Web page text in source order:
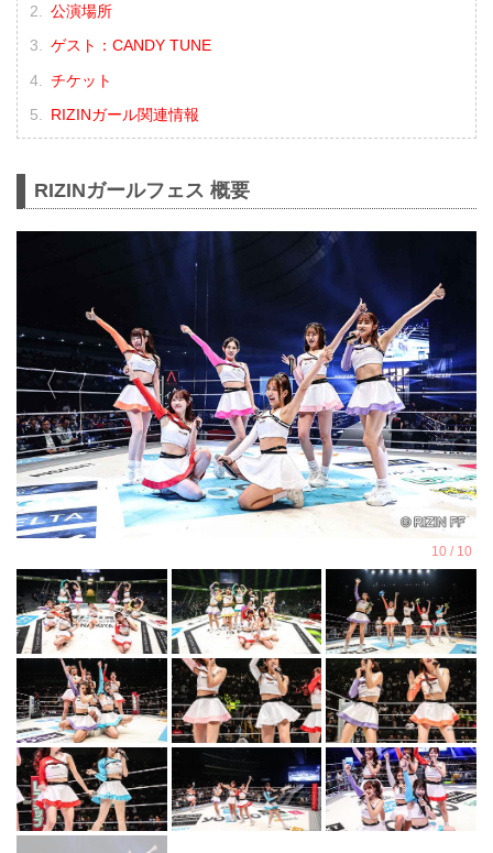
公演場所
ゲスト：CANDY TUNE
チケット
RIZINガール関連情報
RIZINガールフェス 概要